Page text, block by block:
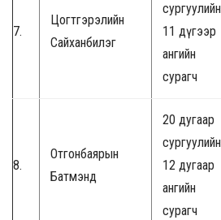
7.
Цогтгэрэлийн
Сайханбилэг
сургуулийн
11 дүгээр
ангийн
сурагч
8.
Отгонбаярын
Батмэнд
20 дугаар
сургуулийн
12 дугаар
ангийн
сурагч